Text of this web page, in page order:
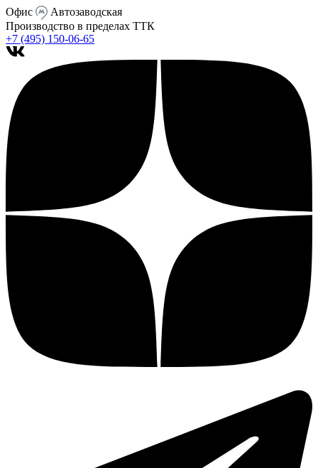
Офис
Автозаводская
Производство в пределах ТТК
+7 (495) 150-06-65